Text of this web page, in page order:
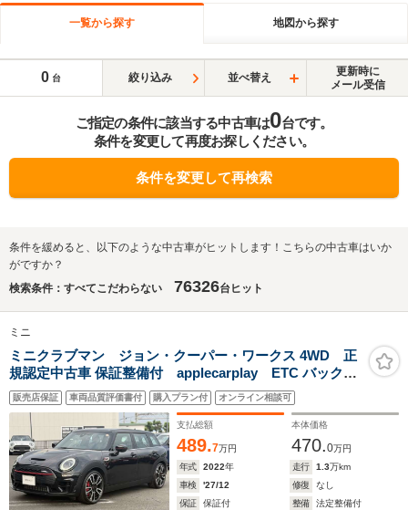
一覧から探す 地図から探す
0 台 絞り込み 並べ替え
更新時に
メール受信
ご指定の条件に該当する中古車は0台です。
条件を変更して再度お探しください。
条件を変更して再検索
条件を緩めると、以下のような中古車がヒットします！こちらの中古車はいか
がですか？
検索条件：すべてこだわらない
76326台ヒット
ミニ
ミニクラブマン ジョン・クーパー・ワークス 4WD 正
規認定中古車 保証整備付 applecarplay ETC バックカ
メラ 衝突軽減ブレーキ アイドリングストップ 障害物ソナ
ー アクティブクルコン LEDライト 純正ホイール
販売店保証 車両品質評価書付 購入プラン付 オンライン相談可
支払総額
489.7万円
本体価格
470.0万円
年式
2022年 走行 1.3万km
車検
'27/12 修復
なし
保証
保証付 整備
法定整備付